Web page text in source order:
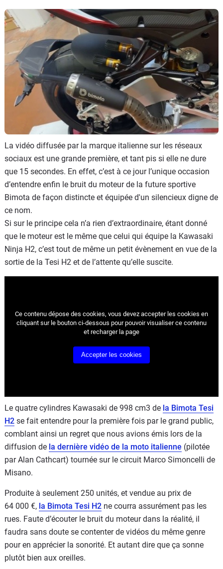
La vidéo diffusée par la marque italienne sur les réseaux
sociaux est une grande première, et tant pis si elle ne dure
que 15 secondes. En effet, c’est à ce jour l’unique occasion
d’entendre enfin le bruit du moteur de la future sportive
Bimota de façon distincte et équipée d'un silencieux digne de
ce nom.
Si sur le principe cela n’a rien d’extraordinaire, étant donné
que le moteur est le même que celui qui équipe la Kawasaki
Ninja H2, c’est tout de même un petit évènement en vue de la
sortie de la Tesi H2 et de l’attente qu’elle suscite.
Ce contenu dépose des cookies, vous devez accepter les cookies en
cliquant sur le bouton ci-dessous pour pouvoir visualiser ce contenu
et recharger la page
Accepter les cookies
Le quatre cylindres Kawasaki de 998 cm3 de la Bimota Tesi
H2 se fait entendre pour la première fois par le grand public,
comblant ainsi un regret que nous avions émis lors de la
diffusion de la dernière vidéo de la moto italienne (pilotée
par Alan Cathcart) tournée sur le circuit Marco Simoncelli de
Misano.
Produite à seulement 250 unités, et vendue au prix de
64 000 €, la Bimota Tesi H2 ne courra assurément pas les
rues. Faute d’écouter le bruit du moteur dans la réalité, il
faudra sans doute se contenter de vidéos du même genre
pour en apprécier la sonorité. Et autant dire que ça sonne
plutôt bien aux oreilles.